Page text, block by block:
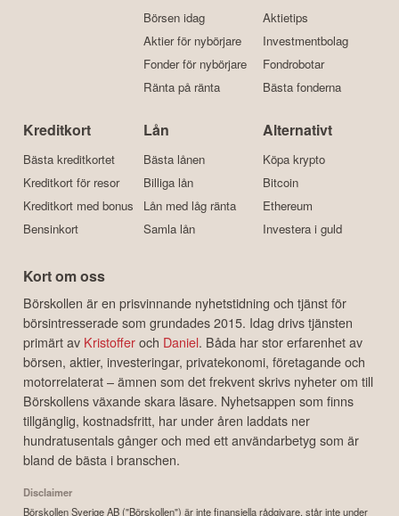
Börsen idag
Aktier för nybörjare
Fonder för nybörjare
Ränta på ränta
Aktietips
Investmentbolag
Fondrobotar
Bästa fonderna
Kreditkort
Bästa kreditkortet
Kreditkort för resor
Kreditkort med bonus
Bensinkort
Lån
Bästa lånen
Billiga lån
Lån med låg ränta
Samla lån
Alternativt
Köpa krypto
Bitcoin
Ethereum
Investera i guld
Kort om oss
Börskollen är en prisvinnande nyhetstidning och tjänst för
börsintresserade som grundades 2015. Idag drivs tjänsten
primärt av Kristofferoch Daniel. Båda har stor erfarenhet av
börsen, aktier, investeringar, privatekonomi, företagande och
motorrelaterat – ämnen som det frekvent skrivs nyheter om till
Börskollens växande skara läsare. Nyhetsappen som finns
tillgänglig, kostnadsfritt, har under åren laddats ner
hundratusentals gånger och med ett användarbetyg som är
bland de bästa i branschen.
Disclaimer
Börskollen Sverige AB ("Börskollen") är inte finansiella rådgivare, står inte under